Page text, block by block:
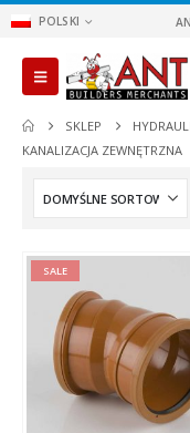
POLSKI
SKLEP
KANALIZACJA ZEWNĘTRZNA
SALE